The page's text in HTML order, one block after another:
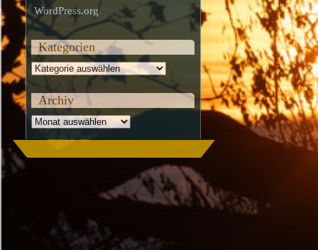
WordPress.org
Kategorien
Kategorien
Archiv
Archiv